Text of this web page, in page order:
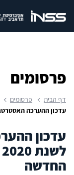
פרסומים
דף הבית פרסומים
עדכון ההערכה האסטרטגית לישראל
עדכון
החדשה